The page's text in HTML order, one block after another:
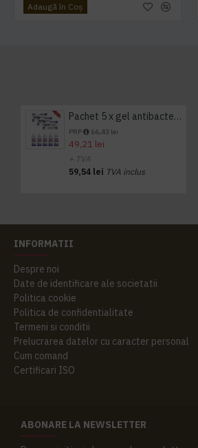
Adaugă în Coş
Pachet 5 x gel antibacterian 50ml si 3 x Servetele antibacteriene 48 buc Hygienium
PRP 66,43 lei
49,21 lei
+ TVA
59,54 lei TVA inclus
INFORMATII
Despre noi
Date de identificare ale societatii
Politica cookie
Politica de confidentialitate
Termeni si conditii
Prelucrarea datelor cu caracter personal
Cum comand
Certificari ISO
ABONARE LA NEWSLETTER